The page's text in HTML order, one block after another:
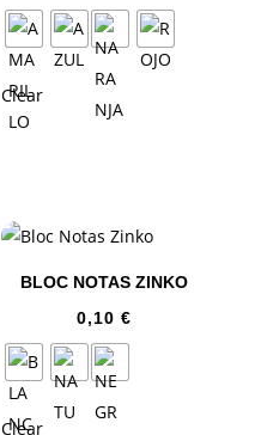
Clear
BLOC NOTAS ZINKO
0,10€
Clear